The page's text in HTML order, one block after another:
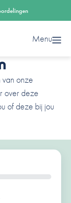
Menu
van onze
over deze
of deze bij jou